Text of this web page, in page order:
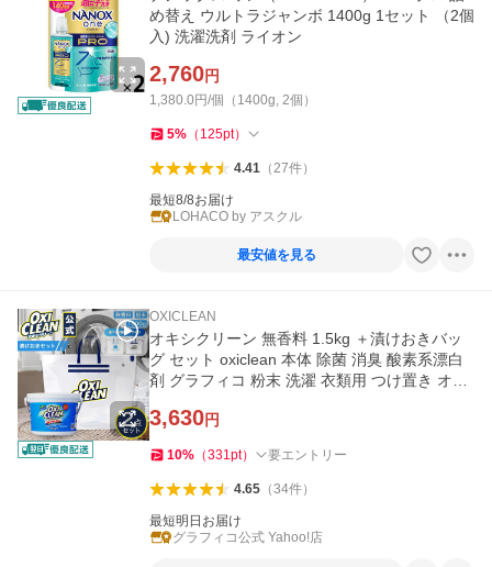
め替え ウルトラジャンボ 1400g 1セット （2個
入) 洗濯洗剤 ライオン
2,760円
1,380.0円/個（1400g, 2個）
5% （ 125pt）
4.41（27件）
最短8/8お届け
LOHACO by アスクル
最安値を見る
OXICLEAN
オキシクリーン 無香料 1.5kg ＋漬けおきバッ
グ セット oxiclean 本体 除菌 消臭 酸素系漂白
剤 グラフィコ 粉末 洗濯 衣類用 つけ置き オキ
3,630円
10% （331pt） 要エントリー
4.65（34件）
最短明日お届け
グラフィコ公式 Yahoo!店